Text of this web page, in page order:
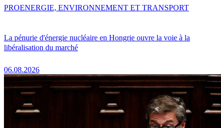
La pénurie d'énergie nucléaire en Hongrie ouvre la voie à la
libéralisation du marché
06.08.2026
PROENERGIE, ENVIRONNEMENT ET TRANSPORT